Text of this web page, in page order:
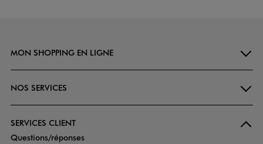
MON SHOPPING EN LIGNE
NOS SERVICES
SERVICES CLIENT
Questions/réponses